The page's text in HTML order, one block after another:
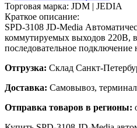
Торговая марка: JDM | JEDIA
Краткое описание:
SPD-3108 JD-Media
коммутируемых выходов 220В,
последовательное подключение
Отгрузка: Склад Санкт-
Доставка: Самовывоз,
Отправка товаров в регионы: